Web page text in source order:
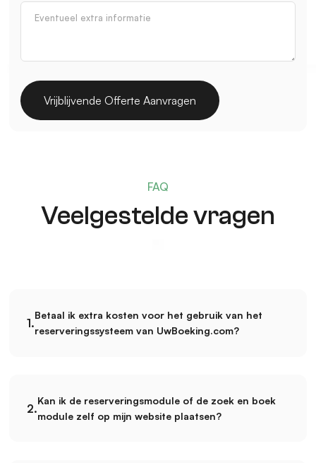
Vrijblijvende Offerte Aanvragen
FAQ
Veelgestelde vragen
1.
Betaal ik extra kosten voor het gebruik van het
reserveringssysteem van UwBoeking.com?
accommodaties of plaatsen. Wij rekenen geen extra
kosten voor onderdelen of voor de inrichting van je
2.
Kan ik de reserveringsmodule of de zoek en boek
module zelf op mijn website plaatsen?